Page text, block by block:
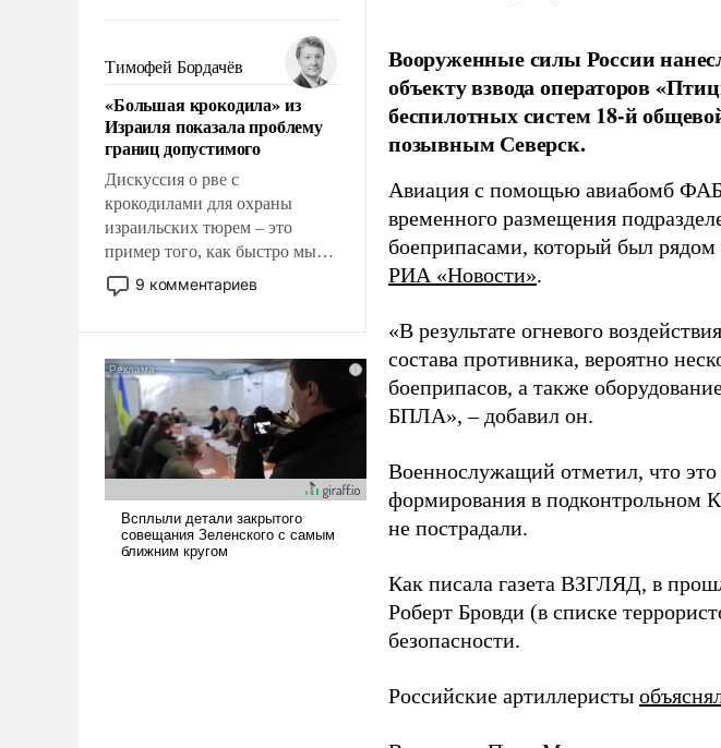
налогоплательщиков и где
Еревану за свои поступки не
нужно отвечать.
Тимофей Бордачёв
«Большая крокодила» из
Израиля показала проблему
границ допустимого
Дискуссия о рве с
крокодилами для охраны
израильских тюрем – это
пример того, как быстро мы
двигаемся по пути
революционных изменений.
псевдонаучной фантастики,
стало всерьез обсуждаемой
идеей.
9 комментариев
Вооруженные силы России
объекту взвода операторов
беспилотных систем 18-й
позывным Северск.
Авиация с помощью авиабомб
временного размещения
боеприпасами, который был рядом
РИА «Новости».
«В результате огневого
состава противника, вероятно
боеприпасов, а также
БПЛА», – добавил он.
Военнослужащий отметил, что это
формирования в подконтрольном
не пострадали.
Как писала газета ВЗГЛЯД, в
Роберт Бровди (в списке
безопасности.
Российские артиллеристы